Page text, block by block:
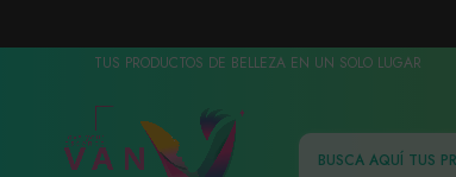
TUS PRODUCTOS DE BELLEZA EN UN SOLO LUGAR